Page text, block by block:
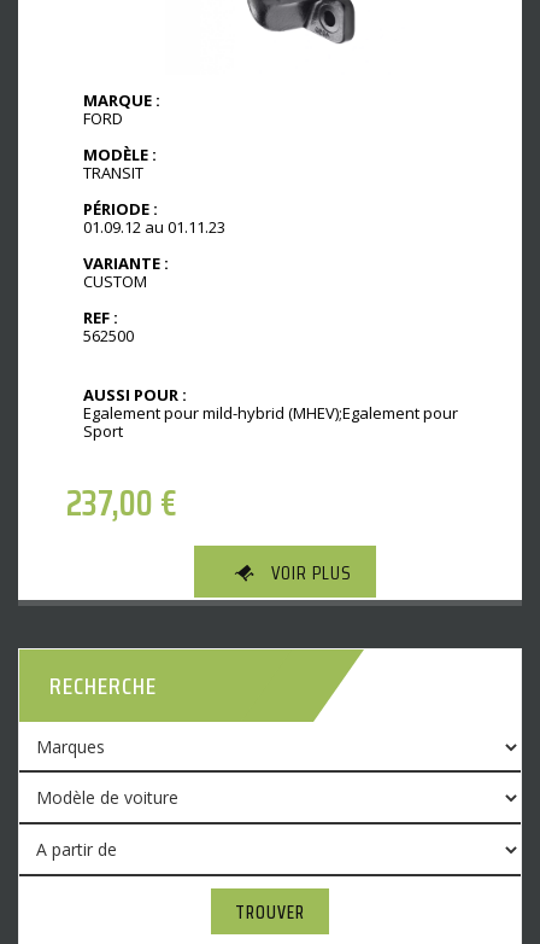
MARQUE :
FORD
MODÈLE :
TRANSIT
PÉRIODE :
01.09.12 au 01.11.23
VARIANTE :
CUSTOM
REF :
562500
AUSSI POUR :
Egalement pour mild-hybrid (MHEV);Egalement pour
Sport
237,00€
VOIR PLUS
RECHERCHE
TROUVER